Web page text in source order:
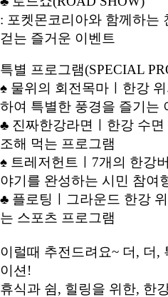
: 포켓몬코리아와 함께하는
걷는 즐거운 이벤트
특별 프로그램(SPECIAL
♠ 물위의 회전목마ㅣ한강
하여 특별한 풍경을 즐기는
♣ 진짜한강라면ㅣ한강 수면
조해 먹는 프로그램
♠ 트레저헌트ㅣ7개의 한강
야기를 완성하는 시민 참여
♣ 플로팅ㅣ그라운드 한강
는 스포츠 프로그램
이럴때 추전드려요~ 더, 더,
이션!
휴식과 쉼, 힐링을 위한, 한